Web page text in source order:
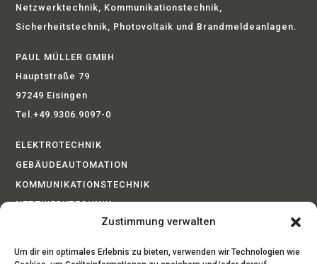
Zustimmung verwalten
Um dir ein optimales Erlebnis zu bieten, verwenden wir Technologien wie
Netzwerktechnik, Kommunikationstechnik,
Sicherheitstechnik, Photovoltaik und Brandmeldeanlagen.
PAUL MÜLLER GMBH
Hauptstraße 79
97249 Eisingen
Tel.+49.9306.9097-0
ELEKTROTECHNIK
GEBÄUDEAUTOMATION
KOMMUNIKATIONSTECHNIK
NETZWERKTECHNIK
BRANDMELDEANLAGEN